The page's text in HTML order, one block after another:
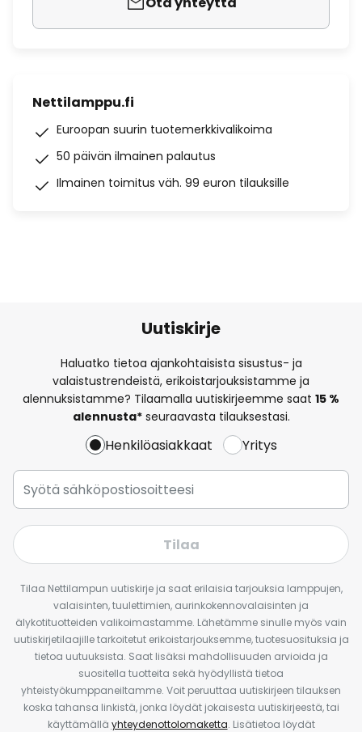
Nettilamppu.fi
Euroopan suurin tuotemerkkivalikoima
50 päivän ilmainen palautus
Ilmainen toimitus väh. 99 euron tilauksille
Uutiskirje
Haluatko tietoa ajankohtaisista sisustus- ja
valaistustrendeistä, erikoistarjouksistamme ja
alennuksistamme? Tilaamalla uutiskirjeemme saat 15 %
alennusta*seuraavasta tilauksestasi.
Henkilöasiakkaat Yritys
Tilaa
Tilaa Nettilampun uutiskirje ja saat erilaisia tarjouksia lamppujen,
valaisinten, tuulettimien, aurinkokennovalaisinten ja
älykotituotteiden valikoimastamme. Lähetämme sinulle myös vain
uutiskirjetilaajille tarkoitetut erikoistarjouksemme, tuotesuosituksia ja
tietoa uutuuksista. Saat lisäksi mahdollisuuden arvioida ja
suositella tuotteita sekä hyödyllistä tietoa
yhteistyökumppaneiltamme. Voit peruuttaa uutiskirjeen tilauksen
koska tahansa linkistä, jonka löydät jokaisesta uutiskirjeestä, tai
käyttämällä yhteydenottolomaketta. Lisätietoa löydät